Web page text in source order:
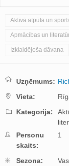
Aktīvā atpūta un
Apmācības un
Izklaidējoša dāvana
Uzņēmums:
Vieta:
Kategorija:
Personu
skaits:
1
Sezona: